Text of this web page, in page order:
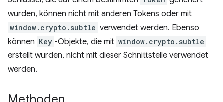
wurden, können nicht mit anderen Tokens oder mit
window.crypto.subtle verwendet werden. Ebenso
können Key -Objekte, die mit window.crypto.subtle
erstellt wurden, nicht mit dieser Schnittstelle verwendet
werden.
Methoden